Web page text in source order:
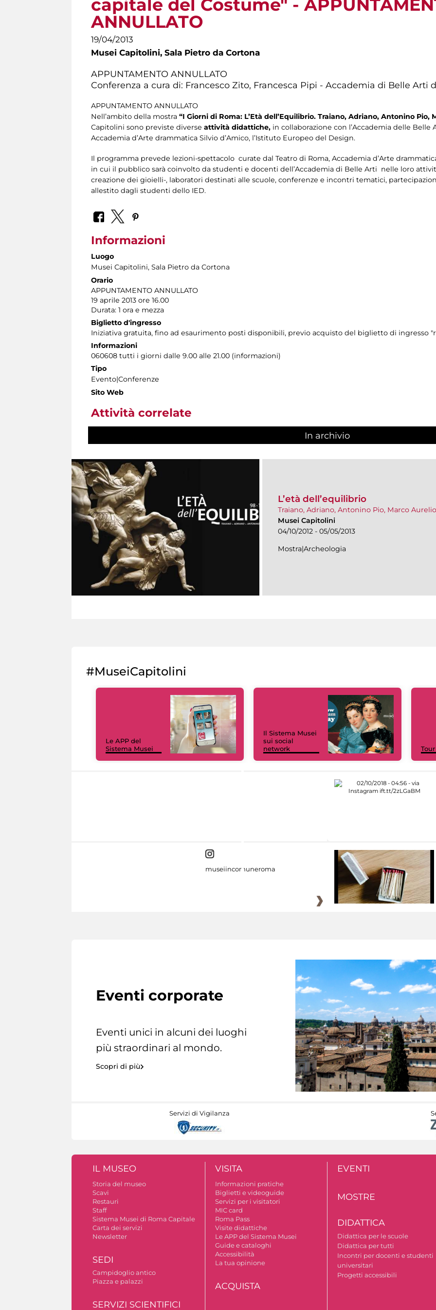
capitale del Costume" -
ANNULLATO
19/04/2013
Musei Capitolini, Sala Pietro da Cortona
APPUNTAMENTO ANNULLATO
Conferenza a cura di: Francesco Zito, Francesca Pipi - Accademia di Belle Arti
APPUNTAMENTO ANNULLATO
Nell’ambito della mostra “I Giorni di Roma: L’Età dell’Equilibrio. Traiano, Adriano, Antonino Pio,
Capitolini sono previste diverse attività didattiche, in collaborazione con l’Accademia delle Belle
Accademia d’Arte drammatica Silvio d’Amico, l’Istituto Europeo del Design.
Il programma prevede lezioni-spettacolo curate dal Teatro di Roma, Accademia d’Arte
in cui il pubblico sarà coinvolto da studenti e docenti dell’Accademia di Belle Arti nelle loro
creazione dei gioielli-, laboratori destinati alle scuole, conferenze e incontri tematici,
allestito dagli studenti dello IED.
Informazioni
Luogo
Musei Capitolini, Sala Pietro da Cortona
Orario
APPUNTAMENTO ANNULLATO
19 aprile 2013 ore 16.00
Durata: 1 ora e mezza
Biglietto d'ingresso
Iniziativa gratuita, fino ad esaurimento posti disponibili, previo acquisto del biglietto di ingresso
Informazioni
060608 tutti i giorni dalle 9.00 alle 21.00 (informazioni)
Tipo
Evento|Conferenze
Sito Web
Attività correlate
In archivio
L’età dell’equilibrio
Traiano, Adriano, Antonino Pio, Marco Aurelio
Musei Capitolini
04/10/2012 - 05/05/2013
Mostra|Archeologia
#MuseiCapitolini
Le APP del
Sistema Musei
Il Sistema Musei
sui social
network
museiincomuneroma
Eventi corporate
Eventi unici in alcuni dei luoghi
più straordinari al mondo.
Scopri di più
Servizi di Vigilanza
IL MUSEO
Storia del museo
Scavi
Restauri
Staff
Sistema Musei di Roma Capitale
Carta dei servizi
Newsletter
SEDI
Campidoglio antico
Piazza e palazzi
SERVIZI SCIENTIFICI
VISITA
Informazioni pratiche
Biglietti e videoguide
Servizi per i visitatori
MIC card
Roma Pass
Visite didattiche
Le APP del Sistema Musei
Guide e cataloghi
Accessibilità
La tua opinione
ACQUISTA
EVENTI
MOSTRE
DIDATTICA
Didattica per le scuole
Didattica per tutti
Incontri per docenti e studenti
universitari
Progetti accessibili